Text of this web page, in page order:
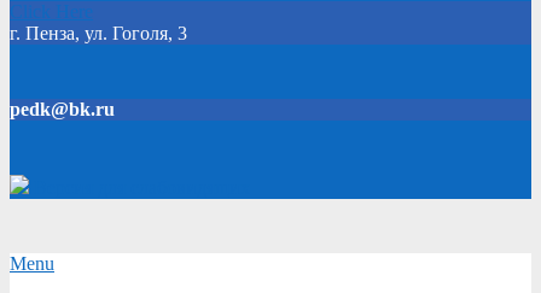
Click Here
г. Пенза, ул. Гоголя, 3
pedk@bk.ru
Secondary
Menu